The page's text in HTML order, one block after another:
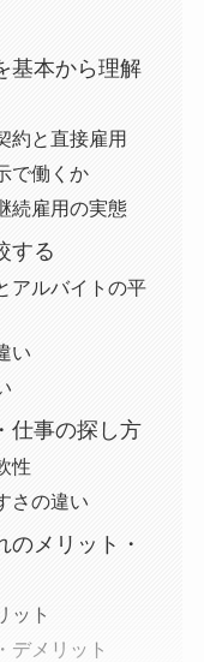
基本から理解
約と直接雇用
で働くか
続雇用の実態
する
アルバイトの平
い
仕事の探し方
性
さの違い
メリット・
ット
デメリット